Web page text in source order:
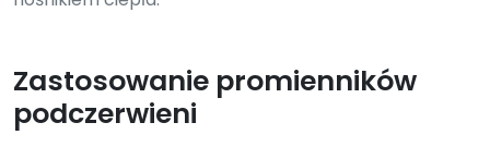
Zastosowanie promienników
podczerwieni